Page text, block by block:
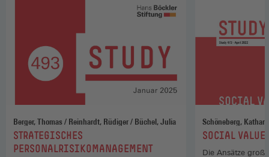
Berger, Thomas / Reinhardt, Rüdiger / Büchel, Julia
:STRATEGISCHES
PERSONALRISIKOMANAGEMENT
:SOCIAL VALUE
Die Ansätze